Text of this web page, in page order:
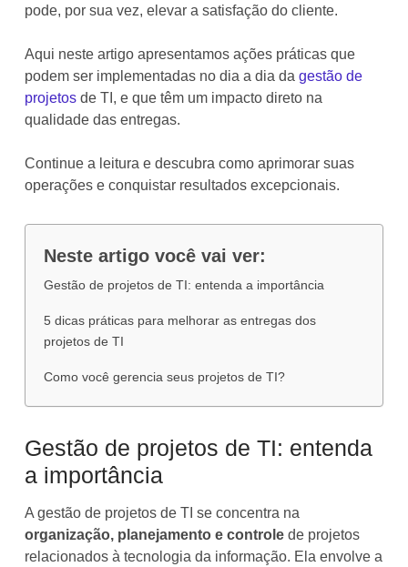
pode, por sua vez, elevar a satisfação do cliente.
Aqui neste artigo apresentamos ações práticas que
podem ser implementadas no dia a dia da gestão de
projetos de TI, e que têm um impacto direto na
qualidade das entregas.
Continue a leitura e descubra como aprimorar suas
operações e conquistar resultados excepcionais.
Neste artigo você vai ver:
Gestão de projetos de TI: entenda a importância
5 dicas práticas para melhorar as entregas dos
projetos de TI
Como você gerencia seus projetos de TI?
Gestão de projetos de TI: entenda
a importância
A gestão de projetos de TI se concentra na
organização, planejamento e controle de projetos
relacionados à tecnologia da informação. Ela envolve a